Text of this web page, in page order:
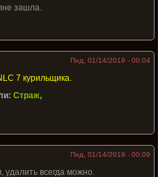
зашла.
Пнд, 01/14/2019 - 00:04
7 курильщика.
Страж,
Пнд, 01/14/2019 - 00:09
удалить всегда можно.